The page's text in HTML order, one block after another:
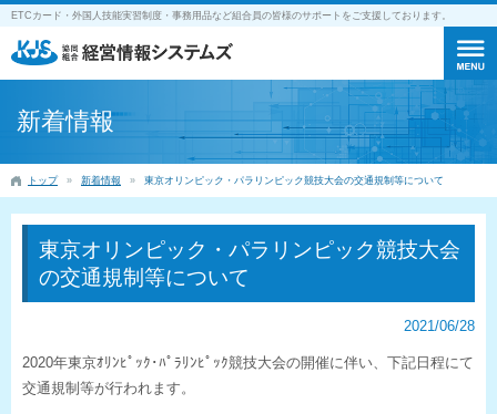
ETCカード・外国人技能実習制度・事務用品など組合員の皆様のサポートをご支援しております。
新着情報
トップ 新着情報 東京オリンピック・パラリンピック競技大会の交通規制等について
東京オリンピック・パラリンピック競技大会
の交通規制等について
2021/06/28
2020年東京ｵﾘﾝﾋﾟｯｸ･ﾊﾟﾗﾘﾝﾋﾟｯｸ競技大会の開催に伴い、下記日程にて
交通規制等が行われます。